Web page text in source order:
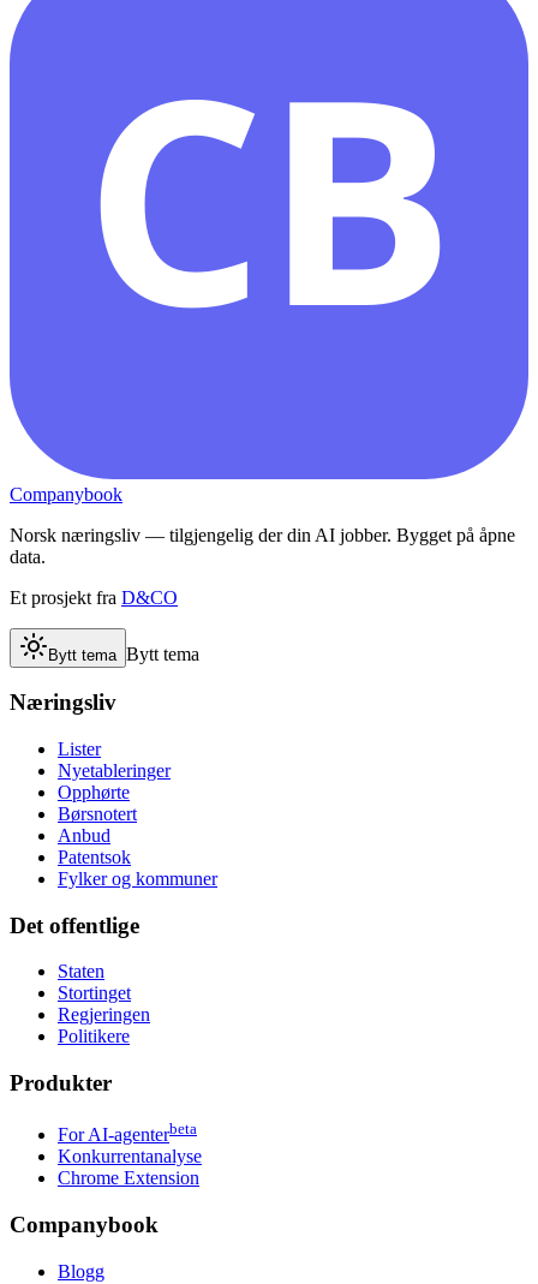
CB
Companybook
Norsk næringsliv — tilgjengelig der din AI jobber. Bygget på åpne
data.
Et prosjekt fra D&CO
Bytt tema Bytt tema
Næringsliv
Lister
Nyetableringer
Opphørte
Børsnotert
Anbud
Patentsok
Fylker og kommuner
Det offentlige
Staten
Stortinget
Regjeringen
Politikere
Produkter
For AI-agenterbeta
Konkurrentanalyse
Chrome Extension
Companybook
Blogg